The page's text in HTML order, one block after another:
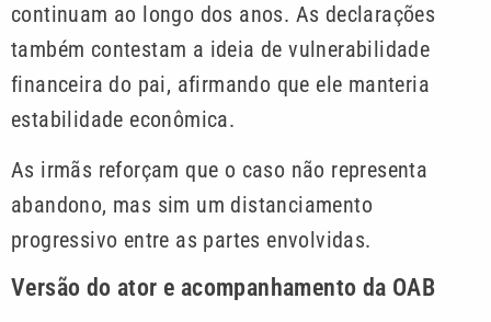
continuam ao longo dos anos. As declarações
também contestam a ideia de vulnerabilidade
financeira do pai, afirmando que ele manteria
estabilidade econômica.
As irmãs reforçam que o caso não representa
abandono, mas sim um distanciamento
progressivo entre as partes envolvidas.
Versão do ator e acompanhamento da OAB